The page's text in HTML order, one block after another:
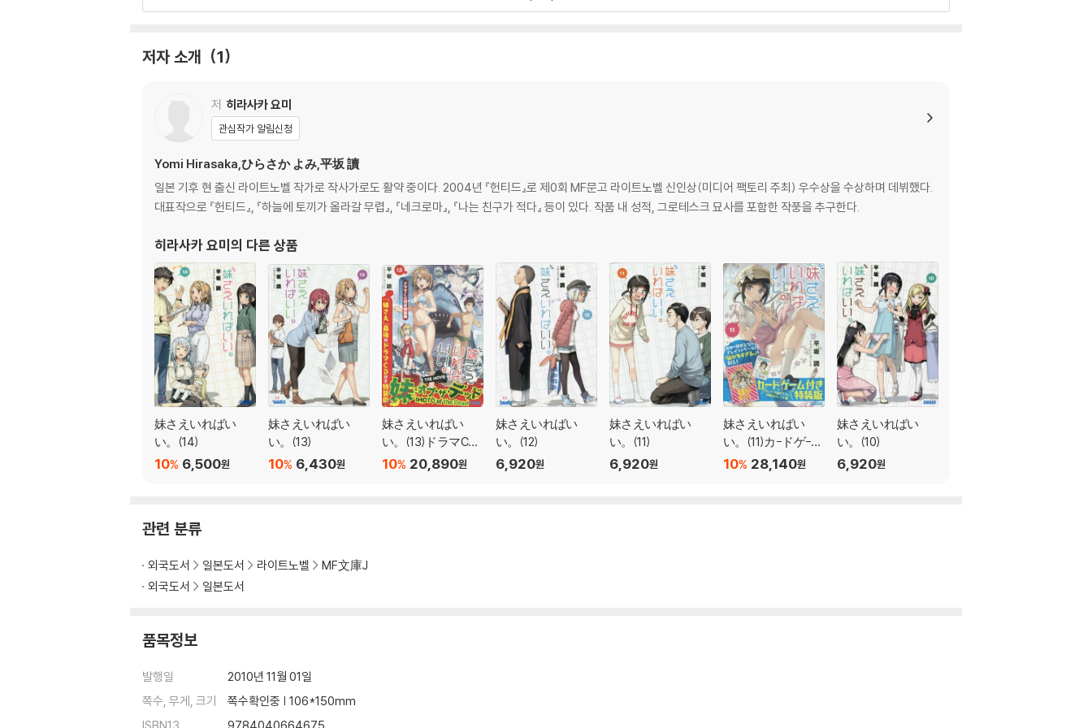
저자 소개 1
저 히라사카 요미
관심작가 알림신청
Yomi Hirasaka,ひらさか よみ,平坂 讀
일본 기후 현 출신 라이트노벨 작가로 작사가로도 활약 중이다. 2004년 『헌티드』로 제0회 MF문고 라이트노벨 신인상(미디어 팩토리 주최) 우수상을 수상하며 데뷔했다.
대표작으로 『헌티드』, 『하늘에 토끼가 올라갈 무렵』, 『네크로마』, 『나는 친구가 적다』 등이 있다. 작품 내 성적, 그로테스크 묘사를 포함한 작풍을 추구한다.
히라사카 요미 의 다른 상품
妹さえいればい
い。(14)
6,500원
10%
妹さえいればい
い。(13)
6,430원
10%
妹さえいればい
い。(13)ドラマCD
付き特裝版
20,890원
10%
妹さえいればい
い。(12)
6,920원
妹さえいればい
い。(11)
6,920원
妹さえいればい
い。(11)カ-ドゲ-ム
付き特裝版
28,140원
10%
妹さえいればい
い。(10)
6,920원
관련 분류
외국도서 일본도서 라이트노벨
MF文庫J
외국도서
일본도서
품목정보
발행일
2010년 11월 01일
쪽수, 무게, 크기
쪽수확인중 | 106*150mm